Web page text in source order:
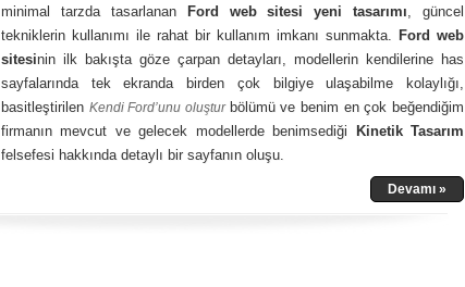
minimal tarzda tasarlanan
Ford web sitesi yeni tasarımı, güncel
tekniklerin kullanımı ile rahat bir kullanım imkanı sunmakta. Ford web
sitesinin ilk bakışta göze çarpan detayları, modellerin kendilerine has
sayfalarında tek ekranda birden çok bilgiye ulaşabilme kolaylığı,
basitleştirilen Kendi Ford’unu oluştur bölümü ve benim en çok beğendiğim
firmanın mevcut ve gelecek modellerde benimsediği
Kinetik Tasarım
felsefesi hakkında detaylı bir sayfanın oluşu.
Devamı »